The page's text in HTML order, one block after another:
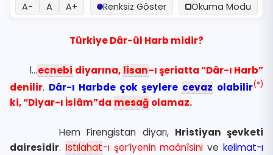
A− A A+ Renksiz Göster Okuma Modu
Türkiye Dâr-ül Harb midir?
l…ecnebi diyarına, lisan-ı şeriatta “Dâr-ı Harb”
denilir. Dâr-ı Harbde çok şeylere cevaz olabilir(*)
ki, “Diyar-ı İslâm”da mesağ olamaz.
Hem Firengistan diyarı, Hristiyan şevketi
dairesidir. Istılahat-ı şer’iyenin maânîsini vekelimat-ı